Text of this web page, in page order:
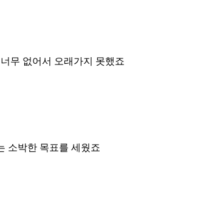
무 없어서 오래가지 못했죠
소박한 목표를 세웠죠